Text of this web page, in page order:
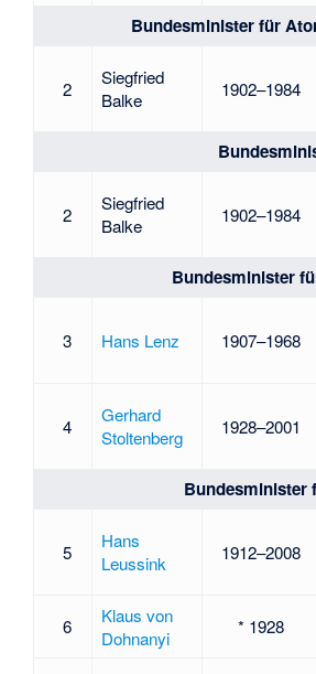
Bundesminister für
2
Siegfried
Balke
1902–1984
2
Siegfried
Balke
1902–1984
Bundesminister
3 Hans Lenz 1907–1968
4
Gerhard
Stoltenberg
1928–2001
Bundesminister
5
Hans
Leussink
1912–2008
6
Klaus von
Dohnanyi
* 1928